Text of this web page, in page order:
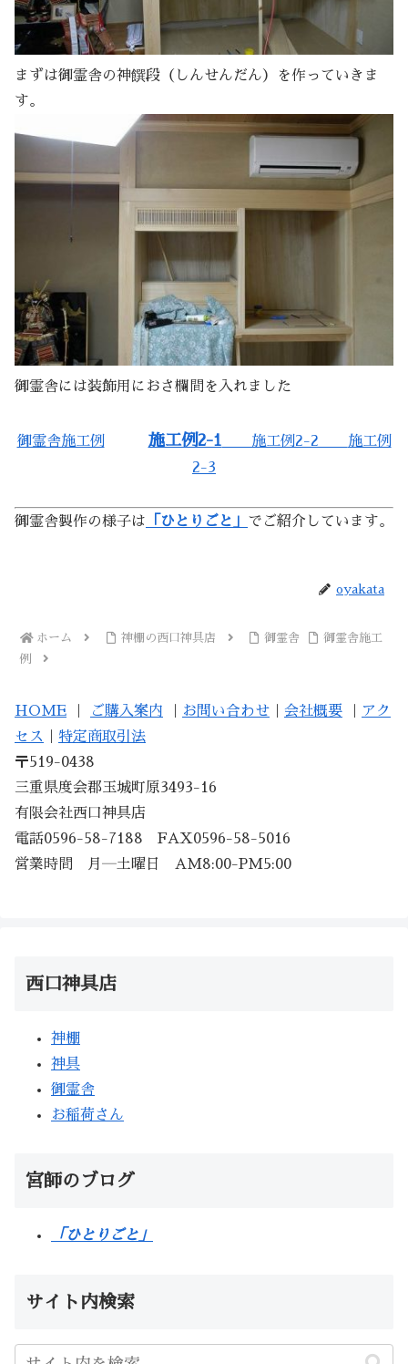
まずは御霊舎の神饌段（しんせんだん）を作っていきま
す。
御霊舎には装飾用におさ欄間を入れました
御霊舎施工例 施工例2-1 施工例2-2 施工例
2-3
御霊舎製作の様子は 「ひとりごと」 でご紹介しています。
oyakata
ホーム 神棚の西口神具店 御霊舎
御霊舎施工
例
HOME ご購入案内 お問い合わせ 会社概要
アク
セス
特定商取引法
〒519-0438
三重県度会郡玉城町原3493-16
有限会社西口神具店
電話0596-58-7188 FAX0596-58-5016
営業時間 月―土曜日 AM8:00-PM5:00
西口神具店
神棚
神具
御霊舎
お稲荷さん
宮師のブログ
「ひとりごと」
サイト内検索